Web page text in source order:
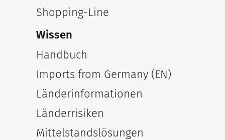
Shopping-Line
Wissen
Handbuch
Imports from Germany (EN)
Länderinformationen
Länderrisiken
Mittelstandslösungen